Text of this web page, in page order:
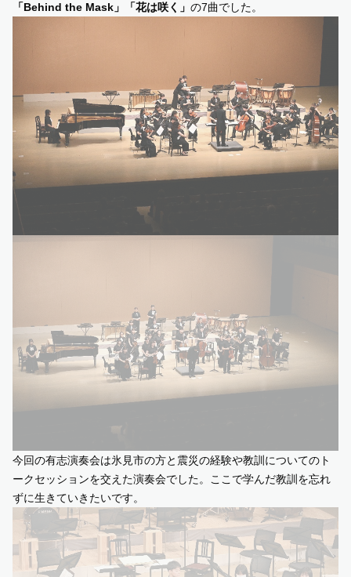
「Behind the Mask」「花は咲く」 の7曲でした。
今回の有志演奏会は氷見市の方と震災の経験や教訓についてのト
ークセッションを交えた演奏会でした。ここで学んだ教訓を忘れ
ずに生きていきたいです。